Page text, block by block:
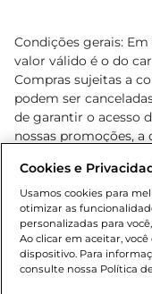
Condições gerais:
valor válido é o do
Compras sujeitas a
podem ser
de garantir o acesso
nossas promoções,
cliente. Os preços,
o e-commerce e
sofrer alterações
de bebidas
Lei n.º 8069/90, art.
Adolescente). Preços
Cookies e
Usamos cookies para
otimizar as
personalizadas para
Ao clicar em aceitar,
dispositivo. Para
consulte nossa Política